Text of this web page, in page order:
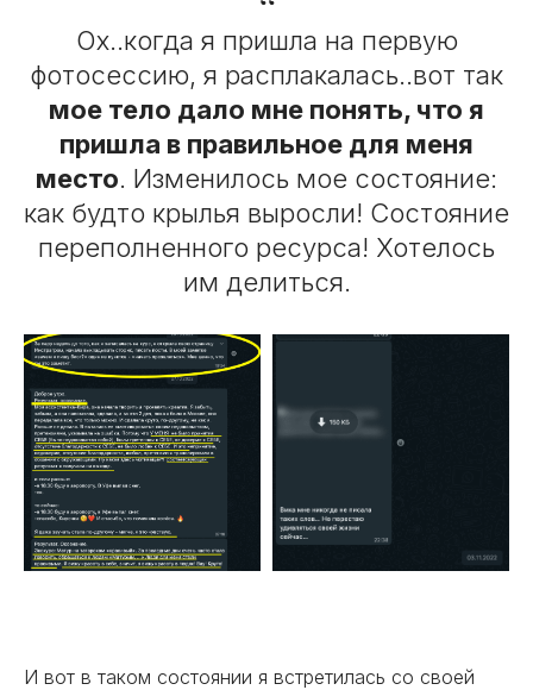
Ох..когда я пришла на первую
фотосессию, я расплакалась..вот так
мое тело дало мне понять, что я
пришла в правильное для меня
место. Изменилось мое состояние:
как будто крылья выросли! Состояние
переполненного ресурса! Хотелось
им делиться.
И вот в таком состоянии я встретилась со своей